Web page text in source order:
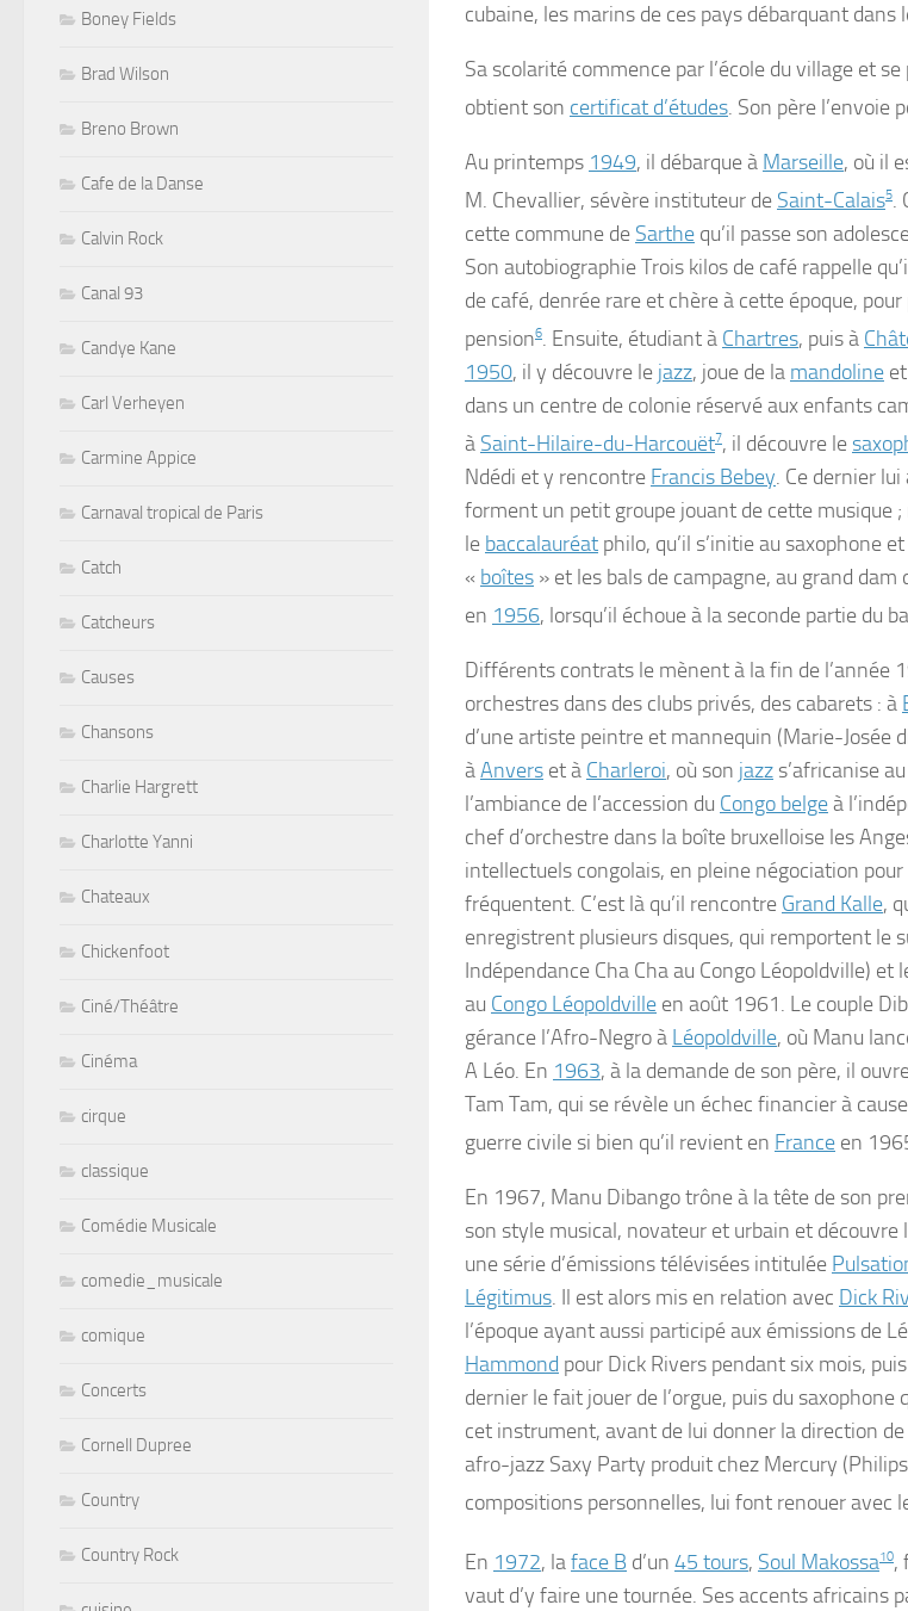
cubaine, les marins de ces pays débarquant dans
Sa scolarité commence par l’école du village et
obtient son certificat d’études. Son père l’envoie
Au printemps 1949, il débarque à Marseille, où il
M. Chevallier, sévère instituteur de Saint-Calais5.
cette commune de Sarthe qu’il passe son
Son autobiographieTrois kilos de café rappelle
de café, denrée rare et chère à cette époque,
pension6. Ensuite, étudiant à Chartres, puis à
1950, il y découvre le jazz, joue de la mandoline
dans un centre de colonie réservé aux enfants
à Saint-Hilaire-du-Harcouët7, il découvre le
Ndédi et y rencontre Francis Bebey. Ce dernier
forment un petit groupe jouant de cette musique ;
le baccalauréat philo, qu’il s’initie au saxophone
« boîtes » et les bals de campagne, au grand
en 1956, lorsqu’il échoue à la seconde partie du
Différents contrats le mènent à la fin de l’année
orchestres dans des clubs privés, des cabarets : à
d’une artiste peintre et mannequin (Marie-Josée
àAnvers et à Charleroi, où son jazz s’africanise
l’ambiance de l’accession du Congo belgeà
chef d’orchestre dans la boîte bruxelloise les
intellectuels congolais, en pleine négociation pour
fréquentent. C’est là qu’il rencontre Grand Kalle,
enregistrent plusieurs disques, qui remportent le
Indépendance Cha Cha au Congo Léopoldville)
au Congo Léopoldville en août 1961. Le couple
gérance l’Afro-Negroà Léopoldville, où Manu
A Léo. En 1963, à la demande de son père, il
Tam Tam, qui se révèle un échec financier à
guerre civile si bien qu’il revient en France en
En 1967, Manu Dibango trône à la tête de son
son style musical, novateur et urbain et découvre
une série d’émissions télévisées intitulée
Légitimus. Il est alors mis en relation avec Dick
l’époque ayant aussi participé aux émissions de
Hammond pour Dick Rivers pendant six mois,
dernier le fait jouer de l’orgue, puis du saxophone
cet instrument, avant de lui donner la direction de
afro-jazz Saxy Party produit chez Mercury
compositions personnelles, lui font renouer avec
En 1972, laface B d’un 45 tours, Soul Makossa10,
vaut d’y faire une tournée. Ses accents africains
Boney Fields
Brad Wilson
Breno Brown
Cafe de la Danse
Calvin Rock
Canal 93
Candye Kane
Carl Verheyen
Carmine Appice
Carnaval tropical de Paris
Catch
Catcheurs
Causes
Chansons
Charlie Hargrett
Charlotte Yanni
Chateaux
Chickenfoot
Ciné/Théâtre
Cinéma
cirque
classique
Comédie Musicale
comedie_musicale
comique
Concerts
Cornell Dupree
Country
Country Rock